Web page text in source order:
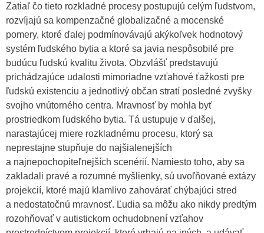
Zatiaľ čo tieto rozkladné procesy postupujú celým ľudstvom,
rozvíjajú sa kompenzačné globalizačné a mocenské
pomery, ktoré ďalej podmínovávajú akýkoľvek hodnotový
systém ľudského bytia a ktoré sa javia nespôsobilé pre
budúcu ľudskú kvalitu života. Obzvlášť predstavujú
prichádzajúce udalosti mimoriadne vzťahové ťažkosti pre
ľudskú existenciu a jednotlivý občan stratí posledné zvyšky
svojho vnútorného centra. Mravnosť by mohla byť
prostriedkom ľudského bytia. Tá ustupuje v ďalšej,
narastajúcej miere rozkladnému procesu, ktorý sa
neprestajne stupňuje do najšialenejších
a najnepochopiteľnejších scenérií. Namiesto toho, aby sa
zakladali pravé a rozumné myšlienky, sú uvoľňované extázy
projekcií, ktoré majú klamlivo zahovárať chýbajúci stred
a nedostatočnú mravnosť. Ľudia sa môžu ako nikdy predtým
rozohňovať v autistickom ochudobnení vzťahov